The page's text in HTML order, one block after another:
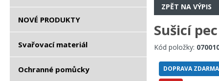
NOVÉ PRODUKTY
Svařovací materiál
Ochranné pomůcky
ZPĚT NA VÝPIS
Sušicí
Kód položky:
DOPRAVA ZDARMA